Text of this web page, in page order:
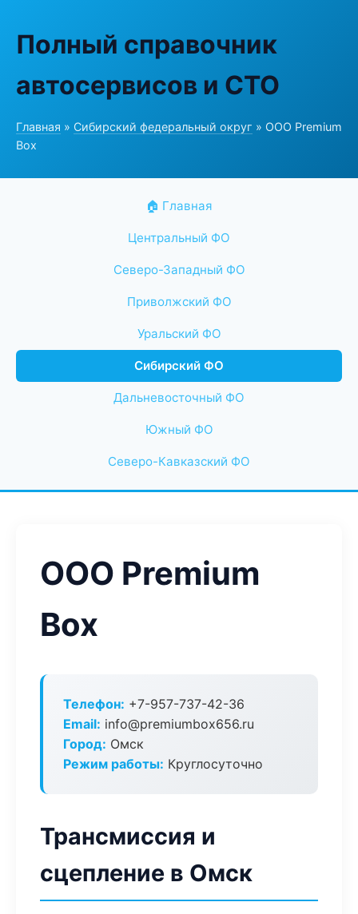
Полный справочник
автосервисов и СТО
Главная » Сибирский федеральный округ » ООО Premium
Box
🏠 Главная
Центральный ФО
Северо-Западный ФО
Приволжский ФО
Уральский ФО
Сибирский ФО
Дальневосточный ФО
Южный ФО
Северо-Кавказский ФО
ООО Premium
Box
Телефон: +7-957-737-42-36
Email: info@premiumbox656.ru
Город: Омск
Режим работы: Круглосуточно
Трансмиссия и
сцепление в Омск